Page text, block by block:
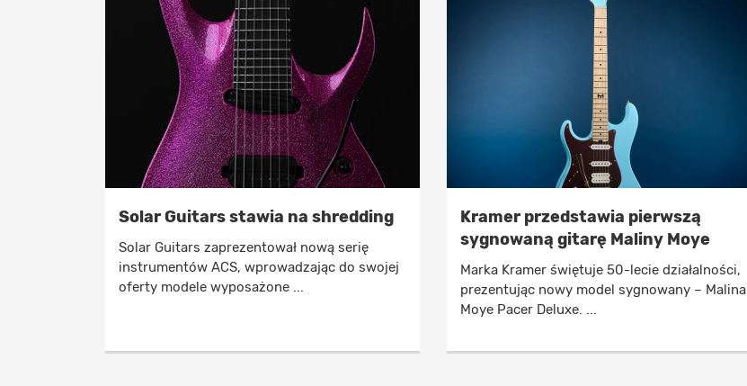
Solar Guitars stawia na shredding
Solar Guitars zaprezentował nową serię
instrumentów ACS, wprowadzając do swojej
oferty modele wyposażone ...
Kramer przedstawia pierwszą
sygnowaną gitarę Maliny Moye
Marka Kramer świętuje 50-lecie działalności,
prezentując nowy model sygnowany – Malina
Moye Pacer Deluxe. ...